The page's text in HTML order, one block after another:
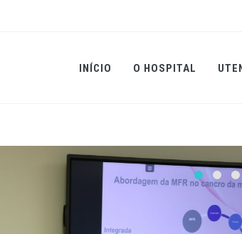
INÍCIO O HOSPITAL